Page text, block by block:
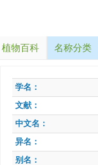
植物百科 名称分类
学名：
文献：
中文名：
异名：
别名：